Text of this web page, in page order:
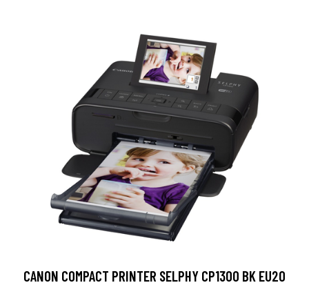
CANON COMPACT PRINTER SELPHY CP1300 BK EU20